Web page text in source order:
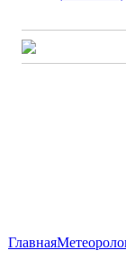
Главная